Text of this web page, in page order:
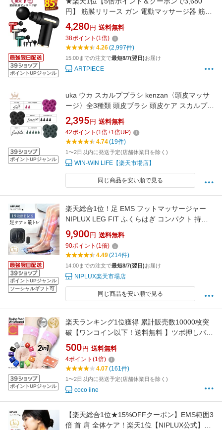
ポイントUPジャンル
円】 筋膜リリース ガン 電動マッサージ器 筋膜
リリースガン ハンディマッサージャー マッサ
ージガン ハンディガン アタッチメント 6レベル
全身ケア リラックス ストレス解消 筋膜 筋肉 全
身用 健康グッズ トレーニング 送料無料
4,280 円 送料無料
38ポイント (1倍)
4.26(2,997件)
15:00までの注文で最短8/7(翌日)お届け
ARTPIECE
ポイントUPジャンル
uka ウカ スカルプブラシ kenzan〈頭皮マッサ
ージ〉全3種類 頭皮ブラシ 頭皮ケア スカルプケ
ア ツボ押し シリコンブラシ マッサージ サロン
級の爽快感 自宅でプロケア体験 シリコン製 頭
皮に優しい 首肩・頭皮の凝り緩和 滑りづらく
手にフィット UKA
2,395 円 送料無料
42ポイント (1倍+1倍UP)
4.74(19件)
1〜2日以内に発送予定(店舗休業日を除く)
WIN-WIN LIFE【楽天市場店】
同じ商品を安い順で見る
ポイントUPジャンル
ソーシャルギフト可
楽天総合1位！足 EMS フットマッサージャー
NIPLUX LEG FIT ふくらはぎ コンパクト 持ち
運び 筋トレ フット マット 足裏 脚
9,900 円 送料無料
90ポイント (1倍)
4.49(214件)
14:00までの注文で最短8/7(翌日)お届け
NIPLUX楽天市場店
同じ商品を安い順で見る
ポイントUPジャンル
楽天ランキング1位獲得 累計販売数10000枚突
破【ワンコイン以下！送料無料 】ツボ押しバン
ド 2枚セット つぼ ツボ バンド シーバンド ツボ
押し ツボ ママ 妊婦 マタニティ 船酔い 車酔い
乗り物酔い 天気痛 船 リストバンド トラベル用
500 円 送料無料
4ポイント (1倍)
4.07(161件)
1〜2日以内に発送予定(店舗休業日を除く)
coco iine
【楽天総合1位★15%OFFクーポン】EMS範囲3
倍 首 肩 全体ケア！楽天1位【NIPLUX公式】